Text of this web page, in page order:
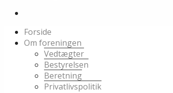
Forside
Om foreningen
Vedtægter
Bestyrelsen
Beretning
Privatlivspolitik